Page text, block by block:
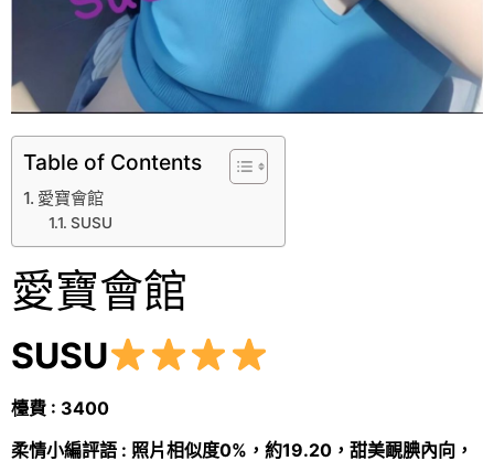
Table of Contents
愛寶會館
SUSU
愛寶會館
SUSU
檯費 : 3400
柔情小編評語 : 照片相似度0%，約19.20，甜美靦腆內向，